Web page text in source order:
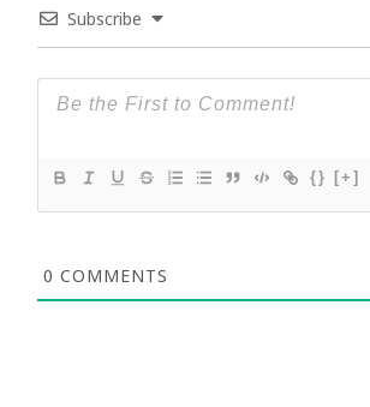
Subscribe
{} [+]
0 COMMENTS